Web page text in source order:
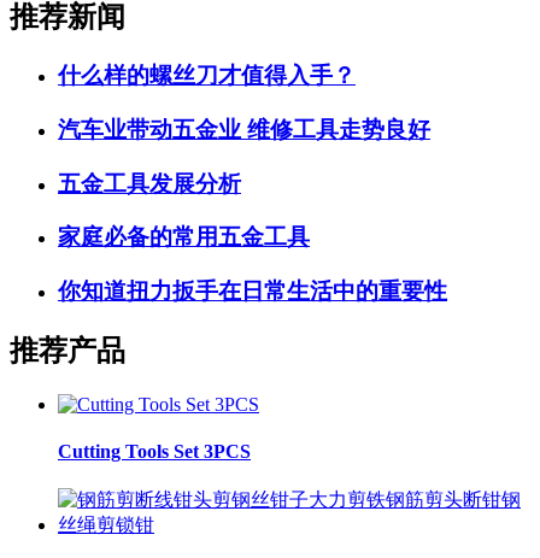
推荐新闻
什么样的螺丝刀才值得入手？
汽车业带动五金业 维修工具走势良好
五金工具发展分析
家庭必备的常用五金工具
你知道扭力扳手在日常生活中的重要性
推荐产品
Cutting Tools Set 3PCS